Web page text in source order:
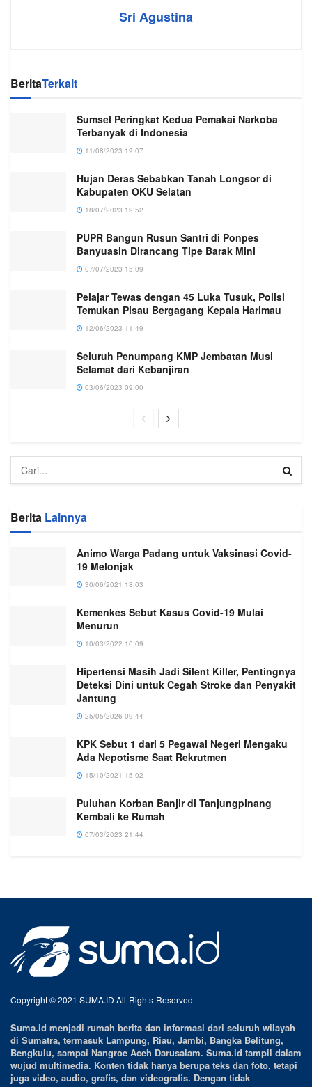
Sri Agustina
BeritaTerkait
Sumsel Peringkat Kedua Pemakai Narkoba
Terbanyak di Indonesia
11/08/2023 19:07
Hujan Deras Sebabkan Tanah Longsor di
Kabupaten OKU Selatan
18/07/2023 19:52
PUPR Bangun Rusun Santri di Ponpes
Banyuasin Dirancang Tipe Barak Mini
07/07/2023 15:09
Pelajar Tewas dengan 45 Luka Tusuk, Polisi
Temukan Pisau Bergagang Kepala Harimau
12/06/2023 11:49
Seluruh Penumpang KMP Jembatan Musi
Selamat dari Kebanjiran
03/06/2023 09:00
Berita Lainnya
Animo Warga Padang untuk Vaksinasi Covid-
19 Melonjak
30/06/2021 18:03
Kemenkes Sebut Kasus Covid-19 Mulai
Menurun
10/03/2022 10:09
Hipertensi Masih Jadi Silent Killer, Pentingnya
Deteksi Dini untuk Cegah Stroke dan Penyakit
Jantung
25/05/2026 09:44
KPK Sebut 1 dari 5 Pegawai Negeri Mengaku
Ada Nepotisme Saat Rekrutmen
15/10/2021 15:02
Puluhan Korban Banjir di Tanjungpinang
Kembali ke Rumah
07/03/2023 21:44
Copyright © 2021 SUMA.ID All-Rights-Reserved
Suma.id menjadi rumah berita dan informasi dari seluruh wilayah
di Sumatra, termasuk Lampung, Riau, Jambi, Bangka Belitung,
Bengkulu, sampai Nangroe Aceh Darusalam. Suma.id tampil dalam
wujud multimedia. Konten tidak hanya berupa teks dan foto, tetapi
juga video, audio, grafis, dan videografis. Dengan tidak